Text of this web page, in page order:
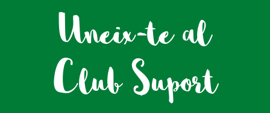
Uneix-te al
Club Suport